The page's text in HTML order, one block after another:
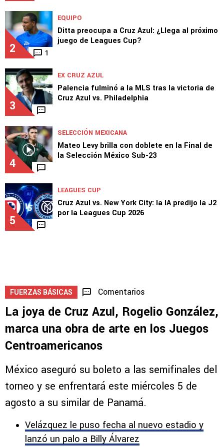
2 1
EQUIPO
Ditta preocupa a Cruz Azul: ¿Llega al próximo
juego de Leagues Cup?
3
EX CRUZ AZUL
Palencia fulminó a la MLS tras la victoria de
Cruz Azul vs. Philadelphia
4
SELECCIÓN MEXICANA
Mateo Levy brilla con doblete en la Final de
la Selección México Sub-23
5
LEAGUES CUP
Cruz Azul vs. New York City: la IA predijo la J2
por la Leagues Cup 2026
FUERZAS BÁSICAS Comentarios
La joya de Cruz Azul, Rogelio González,
marca una obra de arte en los Juegos
Centroamericanos
México aseguró su boleto a las semifinales del
torneo y se enfrentará este miércoles 5 de
agosto a su similar de Panamá.
Velázquez le puso fecha al nuevo estadio y
lanzó un palo a Billy Álvarez